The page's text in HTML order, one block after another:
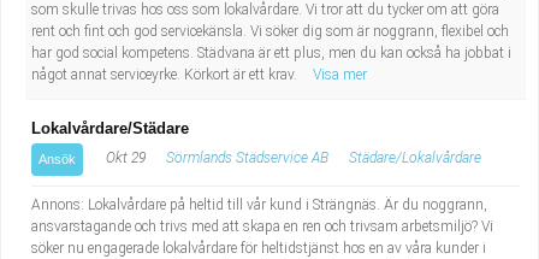
som skulle trivas hos oss som lokalvårdare. Vi tror att du tycker om att göra
rent och fint och god servicekänsla. Vi söker dig som är noggrann, flexibel och
har god social kompetens. Städvana är ett plus, men du kan också ha jobbat i
något annat serviceyrke. Körkort är ett krav.
Visa mer
Lokalvårdare/Städare
Ansök Okt 29 Sörmlands Städservice AB Städare/Lokalvårdare
Annons: Lokalvårdare på heltid till vår kund i Strängnäs. Är du noggrann,
ansvarstagande och trivs med att skapa en ren och trivsam arbetsmiljö? Vi
söker nu engagerade lokalvårdare för heltidstjänst hos en av våra kunder i